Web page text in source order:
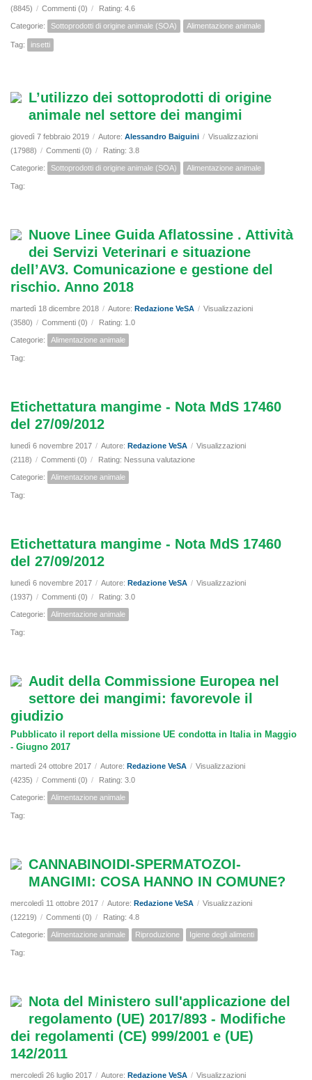
(8845) / Commenti (0) / Rating: 4.6
Categorie: Sottoprodotti di origine animale (SOA) Alimentazione animale
Tag: insetti
L’utilizzo dei sottoprodotti di origine
animale nel settore dei mangimi
giovedì 7 febbraio 2019 / Autore: Alessandro Baiguini / Visualizzazioni
(17988) / Commenti (0) / Rating: 3.8
Categorie: Sottoprodotti di origine animale (SOA) Alimentazione animale
Tag:
Nuove Linee Guida Aflatossine . Attività
dei Servizi Veterinari e situazione
dell’AV3. Comunicazione e gestione del
rischio. Anno 2018
martedì 18 dicembre 2018 / Autore: Redazione VeSA / Visualizzazioni
(3580) / Commenti (0) / Rating: 1.0
Categorie: Alimentazione animale
Tag:
Etichettatura mangime - Nota MdS 17460
del 27/09/2012
lunedì 6 novembre 2017 / Autore: Redazione VeSA / Visualizzazioni
(2118) / Commenti (0) / Rating: Nessuna valutazione
Categorie: Alimentazione animale
Tag:
Etichettatura mangime - Nota MdS 17460
del 27/09/2012
lunedì 6 novembre 2017 / Autore: Redazione VeSA / Visualizzazioni
(1937) / Commenti (0) / Rating: 3.0
Categorie: Alimentazione animale
Tag:
Audit della Commissione Europea nel
settore dei mangimi: favorevole il
giudizio
Pubblicato il report della missione UE condotta in Italia in Maggio
- Giugno 2017
martedì 24 ottobre 2017 / Autore: Redazione VeSA / Visualizzazioni
(4235) / Commenti (0) / Rating: 3.0
Categorie: Alimentazione animale
Tag:
CANNABINOIDI-SPERMATOZOI-
MANGIMI: COSA HANNO IN COMUNE?
mercoledì 11 ottobre 2017 / Autore: Redazione VeSA / Visualizzazioni
(12219) / Commenti (0) / Rating: 4.8
Categorie: Alimentazione animale Riproduzione Igiene degli alimenti
Tag:
Nota del Ministero sull'applicazione del
regolamento (UE) 2017/893 - Modifiche
dei regolamenti (CE) 999/2001 e (UE)
142/2011
mercoledì 26 luglio 2017 / Autore: Redazione VeSA / Visualizzazioni